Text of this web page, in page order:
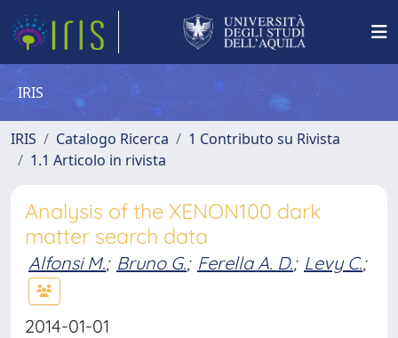
IRIS
IRIS Catalogo Ricerca
1 Contributo su Rivista
1.1 Articolo in rivista
Analysis of the XENON100 dark
matter search data
Alfonsi M.; Bruno G.; Ferella A. D.; Levy C.;
2014-01-01